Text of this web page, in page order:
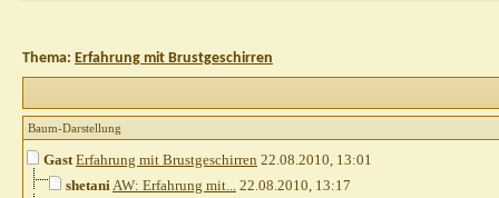
Thema: Erfahrung mit Brustgeschirren
Baum-Darstellung
Gast Erfahrung mit Brustgeschirren 22.08.2010, 13:01
shetaniAW: Erfahrung mit... 22.08.2010, 13:17